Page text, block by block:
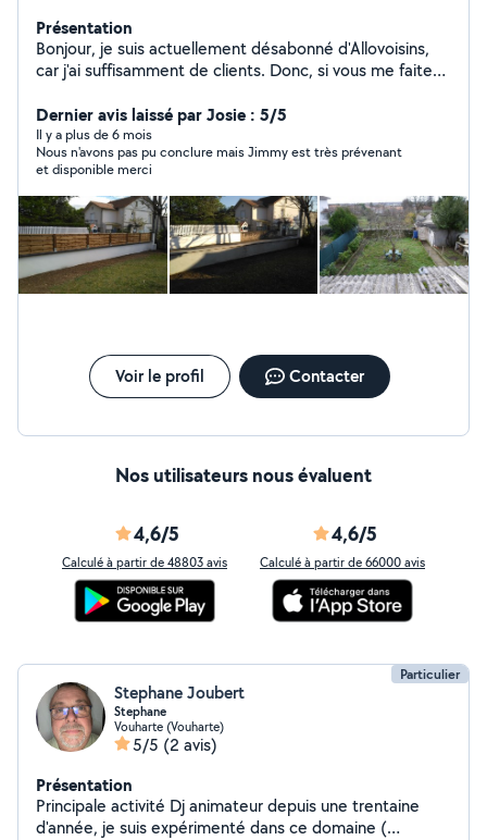
Présentation
Bonjour, je suis actuellement désabonné d'Allovoisins,
car j'ai suffisamment de clients. Donc, si vous me faites
sur le site. Cordialement, Monsieur Judd.
Dernier avis laissé par Josie : 5/5
Il y a plus de 6 mois
Nous n'avons pas pu conclure mais Jimmy est très prévenant
et disponible merci
Voir le profil Contacter
Nos utilisateurs nous évaluent
4,6/5
Calculé à partir de 48803 avis
4,6/5
Calculé à partir de 66000 avis
Particulier
Stephane Joubert
Stephane
Vouharte (Vouharte)
5/5 (2 avis)
Présentation
Principale activité Dj animateur depuis une trentaine
d'année, je suis expérimenté dans ce domaine (